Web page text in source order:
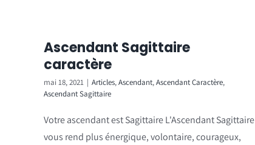
Ascendant Sagittaire
caractère
mai 18, 2021 | Articles,Ascendant,Ascendant Caractère,
Ascendant Sagittaire
Votre ascendant est Sagittaire L'Ascendant Sagittaire
vous rend plus énergique, volontaire, courageux,